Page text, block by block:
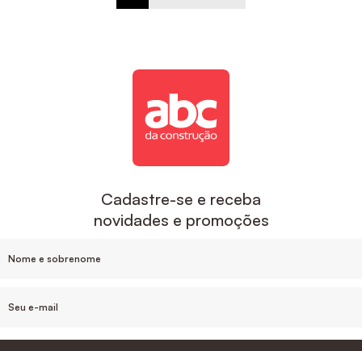
Cadastre-se e receba
novidades e promoções